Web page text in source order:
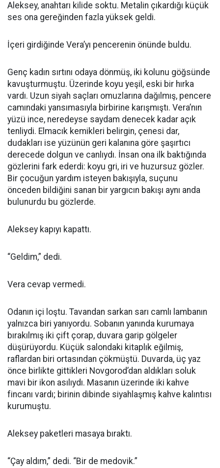
Aleksey, anahtarı kilide soktu. Metalin çıkardığı küçük
ses ona gereğinden fazla yüksek geldi.
İçeri girdiğinde Vera’yı pencerenin önünde buldu.
Genç kadın sırtını odaya dönmüş, iki kolunu göğsünde
kavuşturmuştu. Üzerinde koyu yeşil, eski bir hırka
vardı. Uzun siyah saçları omuzlarına dağılmış, pencere
camındaki yansımasıyla birbirine karışmıştı. Vera’nın
yüzü ince, neredeyse saydam denecek kadar açık
tenliydi. Elmacık kemikleri belirgin, çenesi dar,
dudakları ise yüzünün geri kalanına göre şaşırtıcı
derecede dolgun ve canlıydı. İnsan ona ilk baktığında
gözlerini fark ederdi: koyu gri, iri ve huzursuz gözler.
Bir çocuğun yardım isteyen bakışıyla, suçunu
önceden bildiğini sanan bir yargıcın bakışı aynı anda
bulunurdu bu gözlerde.
Aleksey kapıyı kapattı.
“Geldim,” dedi.
Vera cevap vermedi.
Odanın içi loştu. Tavandan sarkan sarı camlı lambanın
yalnızca biri yanıyordu. Sobanın yanında kurumaya
bırakılmış iki çift çorap, duvara garip gölgeler
düşürüyordu. Küçük salondaki kitaplık eğilmiş,
raflardan biri ortasından çökmüştü. Duvarda, üç yaz
önce birlikte gittikleri Novgorod’dan aldıkları soluk
mavi bir ikon asılıydı. Masanın üzerinde iki kahve
fincanı vardı; birinin dibinde siyahlaşmış kahve kalıntısı
kurumuştu.
Aleksey paketleri masaya bıraktı.
“Çay aldım,” dedi. “Bir de medovik.”